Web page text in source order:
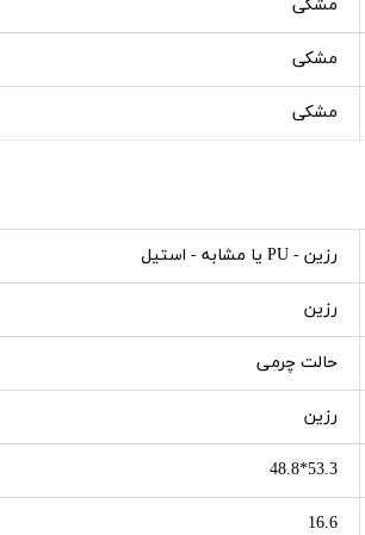
مشکی
مشکی
مشکی
رزین - PU یا مشابه - استیل
رزین
حالت چرمی
رزین
53.3*48.8
16.6